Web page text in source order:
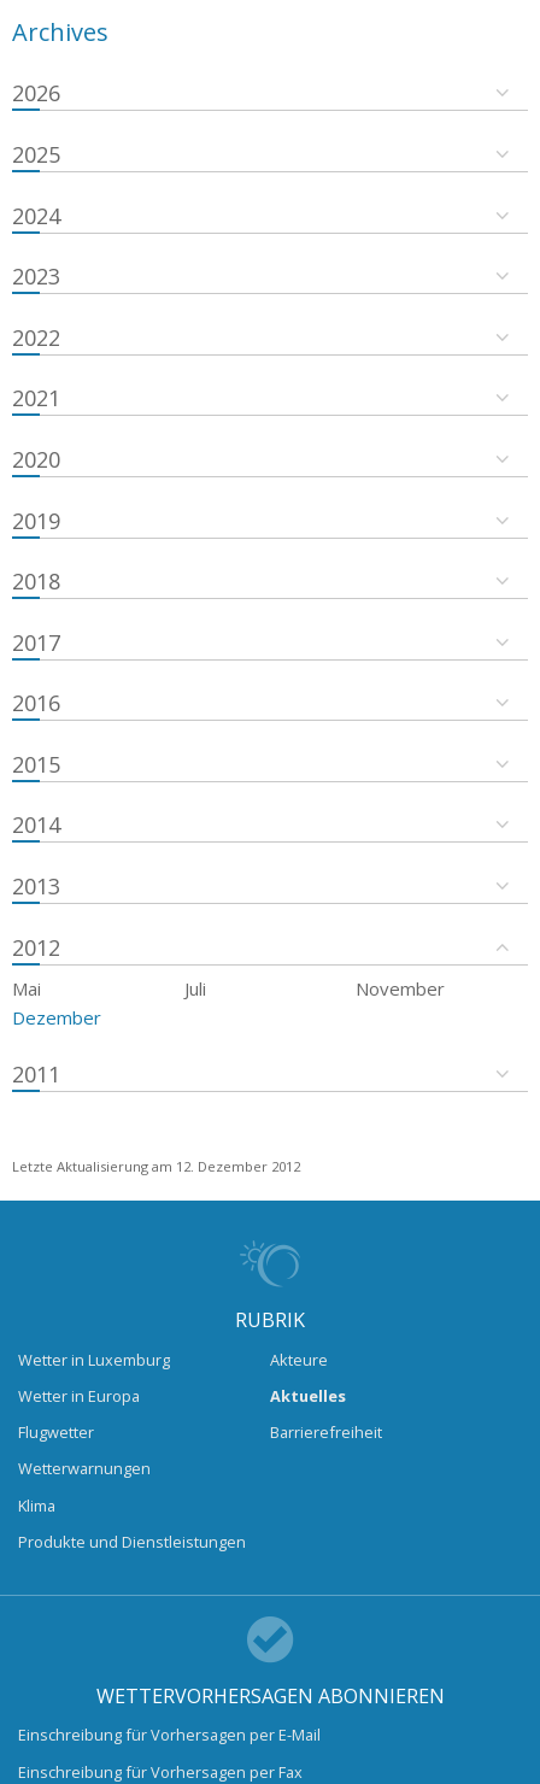
Archives
2026
2025
2024
2023
2022
2021
2020
2019
2018
2017
2016
2015
2014
2013
2012
Mai Juli
November
Dezember
2011
Letzte Aktualisierung am 12. Dezember 2012
RUBRIK
Wetter in Luxemburg
Wetter in Europa
Flugwetter
Wetterwarnungen
Klima
Produkte und Dienstleistungen
Akteure
Aktuelles
Barrierefreiheit
WETTERVORHERSAGEN ABONNIEREN
Einschreibung für Vorhersagen per E-Mail
Einschreibung für Vorhersagen per Fax